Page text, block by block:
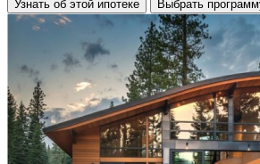
Узнать об этой ипотеке Выбрать